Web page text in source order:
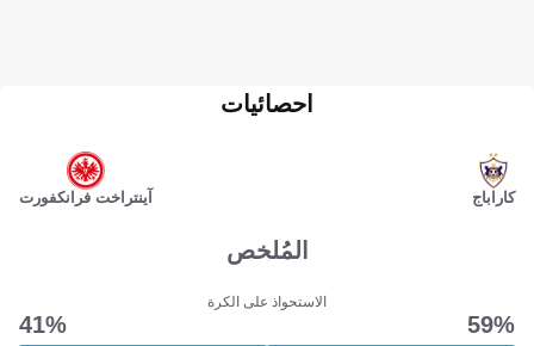
كاراباج
احصائيات
آينتراخت فرانكفورت
المُلخص
الاستحواذ على الكرة
59‎%‎
41‎%‎